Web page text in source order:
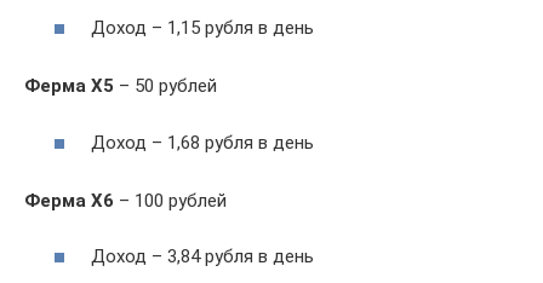
Доход – 1,15 рубля в день
Ферма Х5 – 50 рублей
Доход – 1,68 рубля в день
Ферма Х6 – 100 рублей
Доход – 3,84 рубля в день